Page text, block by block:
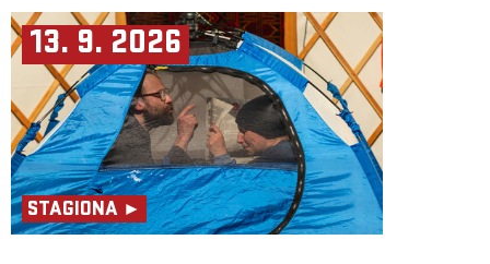
13. 9. 2026
STAGIONA ►